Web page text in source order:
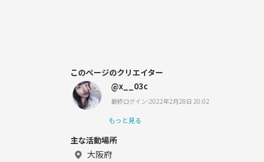
このページのクリエイター
@x__03c
最終ログイン:2022年2月28日 20:02
もっと見る
主な活動場所
大阪府